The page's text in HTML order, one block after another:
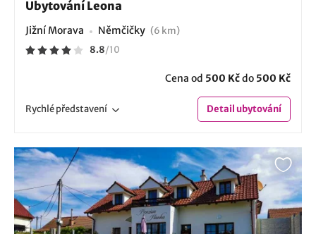
Ubytování Leona
Jižní Morava Němčičky (6 km)
8.8/10
Cena od 500 Kčdo 500 Kč
Rychlépředstavení Detailubytování